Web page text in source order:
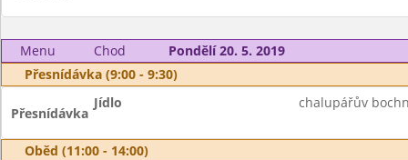
Menu Chod
Pondělí 20. 5. 2019
Přesnídávka (9:00 - 9:30)
Přesnídávka
Jídlo chalupářův
Oběd (11:00 - 14:00)